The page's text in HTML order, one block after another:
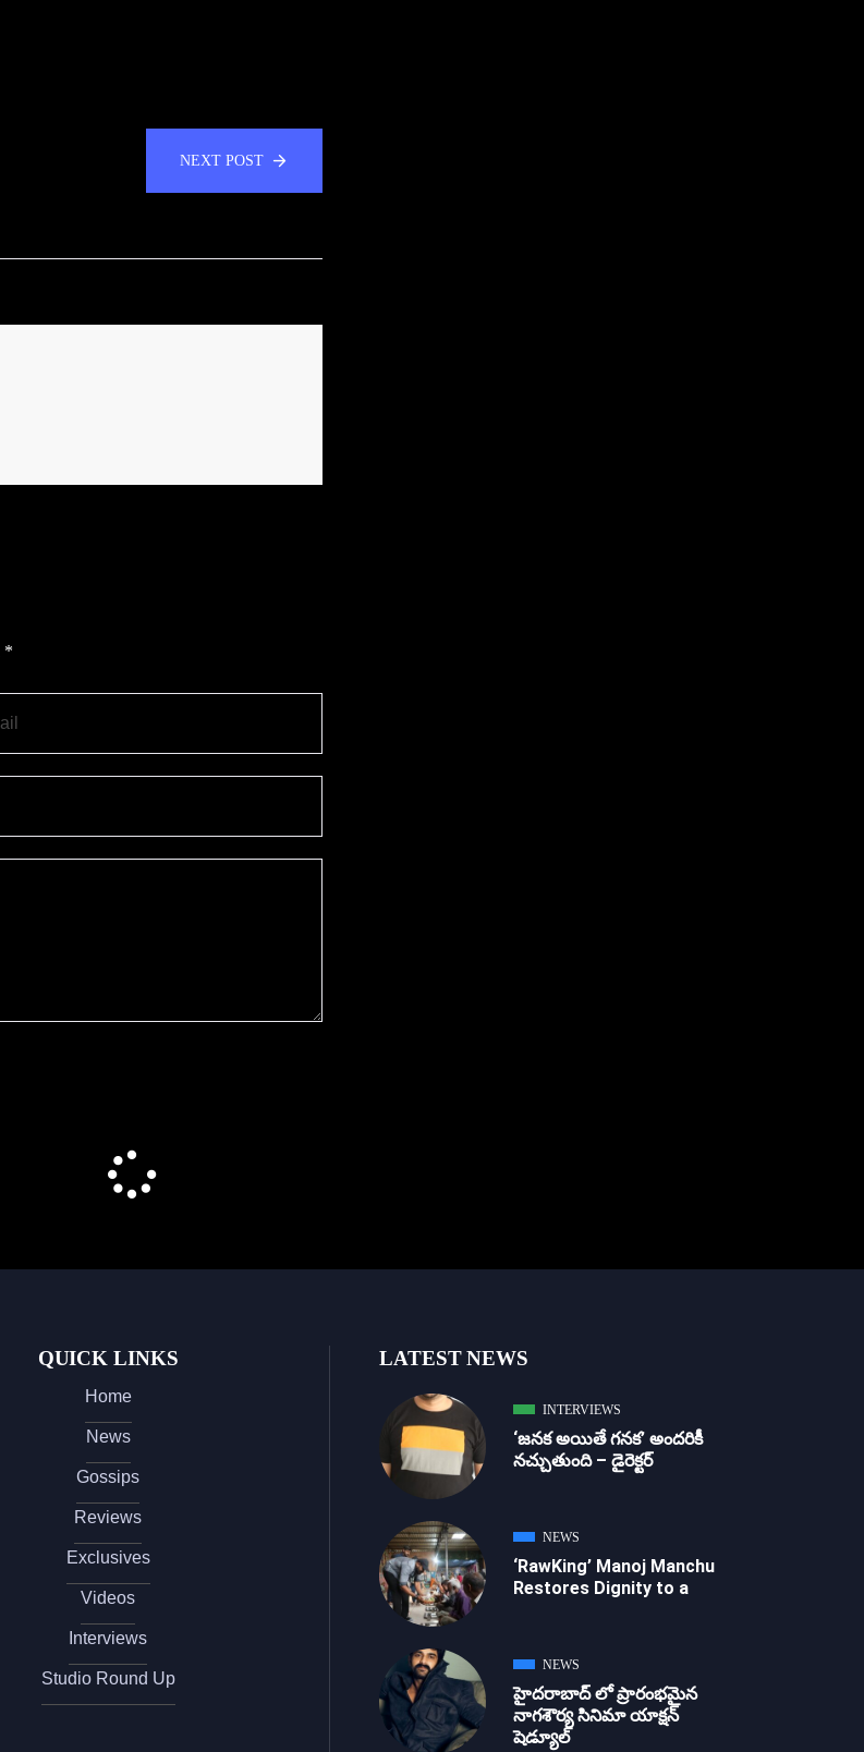
NEXT POST
*
QUICK LINKS
Home
News
Gossips
Reviews
Exclusives
Videos
Interviews
Studio Round Up
LATEST NEWS
INTERVIEWS
‘జ‌న‌క అయితే గ‌న‌క‌’ అందరికీ
నచ్చుతుంది – డైరెక్ట‌ర్
NEWS
‘RawKing’ Manoj Manchu
Restores Dignity to a
NEWS
హైదరాబాద్ లో ప్రారంభమైన
నాగశౌర్య సినిమా యాక్షన్
షెడ్యూల్